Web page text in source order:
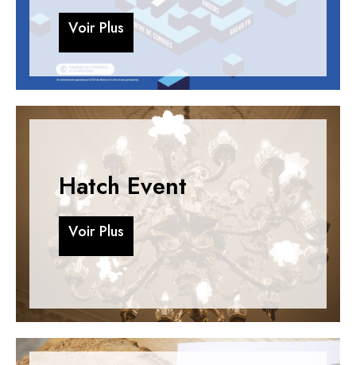
Voir Plus
Voir Plus
Hatch Event
Voir Plus
Voir Plus